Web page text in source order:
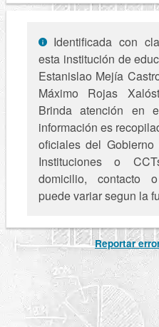
Identificada con
esta institución de
Estanislao Mejía
Máximo Rojas
Brinda atención en
información es
oficiales del
Instituciones o
domicilio, contacto
puede variar segun la
Reportar